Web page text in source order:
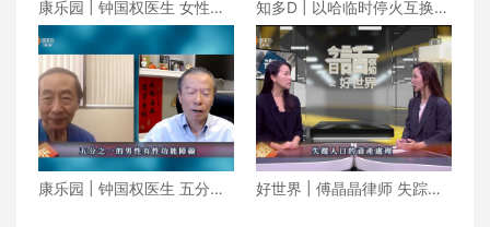
康乐园 | 钟国权医生 女性也
有性功能障碍
知多D | 以哈临时停火互换人
质囚犯 朝鲜成功发射军事侦
察卫星
康乐园 | 钟国权医生 五分之
好世界 | 傅晶晶律师 失踪人